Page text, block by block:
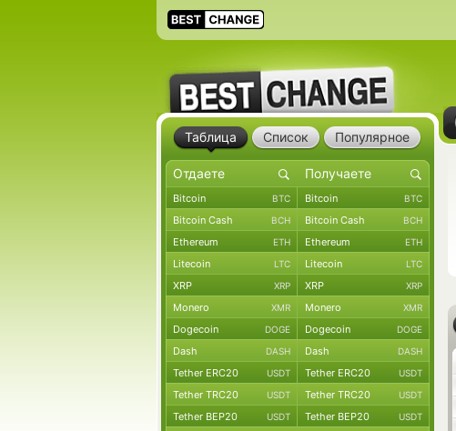
Таблица Список Популярное
Bitcoin BTC Bitcoin BTC
Bitcoin Cash BCH Bitcoin Cash BCH
Ethereum ETH Ethereum ETH
Litecoin LTC Litecoin LTC
XRP XRP XRP XRP
Monero XMR Monero XMR
Dogecoin DOGE Dogecoin DOGE
Dash DASH Dash DASH
Tether ERC20 USDT Tether ERC20 USDT
Tether TRC20 USDT Tether TRC20 USDT
Tether BEP20 USDT Tether BEP20 USDT